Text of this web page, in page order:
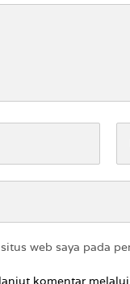
web saya pada
komentar